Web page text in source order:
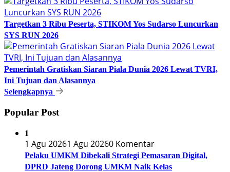
Targetkan 3 Ribu Peserta, STIKOM Yos Sudarso Luncurkan
SYS RUN 2026
Pemerintah Gratiskan Siaran Piala Dunia 2026 Lewat TVRI,
Ini Tujuan dan Alasannya
Selengkapnya
Popular Post
1
1 Agu 20261 Agu 20260 Komentar
Pelaku UMKM Dibekali Strategi Pemasaran Digital,
DPRD Jateng Dorong UMKM Naik Kelas